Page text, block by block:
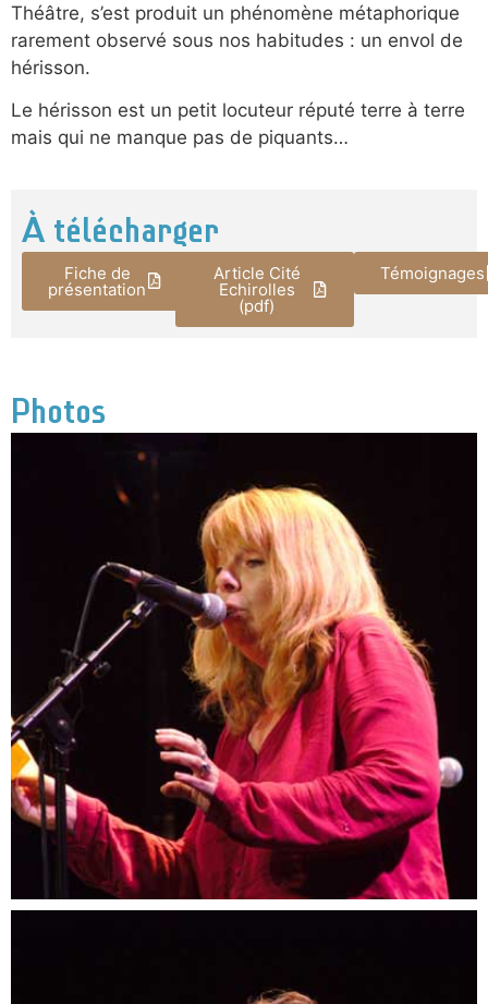
Théâtre, s’est produit un phénomène métaphorique
rarement observé sous nos habitudes : un envol de
hérisson.
Le hérisson est un petit locuteur réputé terre à terre
mais qui ne manque pas de piquants…
À télécharger
Fiche de
présentation
Article Cité
Echirolles
(pdf)
Témoignages
Photos